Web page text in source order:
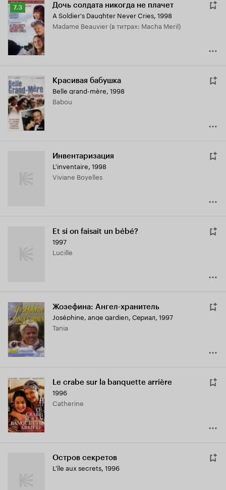
Рейтинг
Кинопоиска
7.3
7.3 Дочь солдата никогда не плачет
A Soldier's Daughter Never Cries, 1998
Madame Beauvier (в титрах: Macha Meril)
Красивая бабушка
Belle grand-mère, 1998
Babou
Инвентаризация
L'inventaire, 1998
Viviane Boyelles
Et si on faisait un bébé?
1997
Lucille
Жозефина: Ангел-хранитель
Joséphine, ange gardien, Сериал, 1997
Tania
Le crabe sur la banquette arrière
1996
Catherine
Остров секретов
L'île aux secrets, 1996